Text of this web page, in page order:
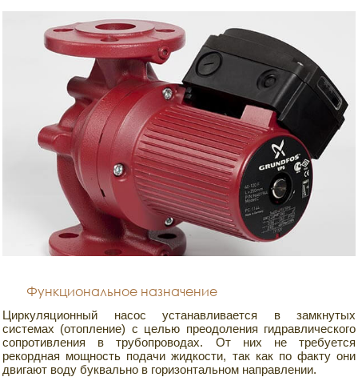
Функциональное назначение
Циркуляционный насос устанавливается в замкнутых
системах (отопление) с целью преодоления гидравлического
сопротивления в трубопроводах. От них не требуется
рекордная мощность подачи жидкости, так как по факту они
двигают воду буквально в горизонтальном направлении.